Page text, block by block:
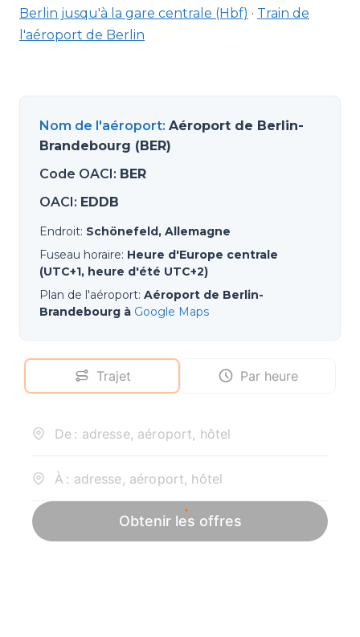
Berlin jusqu'à la gare centrale (Hbf) · Train de
l'aéroport de Berlin
Nom de l'aéroport: Aéroport de Berlin-
Brandebourg (BER)
Code OACI: BER
OACI: EDDB
Endroit: Schönefeld, Allemagne
Fuseau horaire: Heure d'Europe centrale
(UTC+1, heure d'été UTC+2)
Plan de l'aéroport: Aéroport de Berlin-
Brandebourg à Google Maps